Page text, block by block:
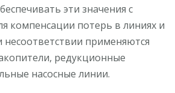
эти значения с
компенсации потерь в линиях и
несоответствии применяются
редукционные
насосные линии.